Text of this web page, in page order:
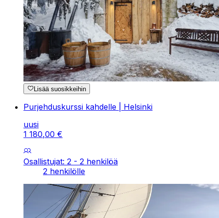
Lisää suosikkeihin
Purjehduskurssi kahdelle | Helsinki
uusi
1 180,00 €
Osallistujat: 2 - 2 henkilöä
2 henkilölle